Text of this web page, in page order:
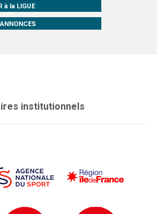
à la LIGUE
institutionnels